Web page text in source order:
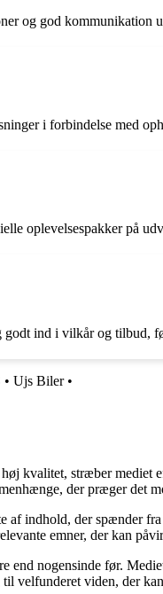
og god kommunikation
i forbindelse med
oplevelsespakker på
ind i vilkår og tilbud,
• Ujs Biler•
kvalitet, stræber mediet
der præger det
indhold, der spænder
emner, der kan
nogensinde før.
velfunderet viden, der